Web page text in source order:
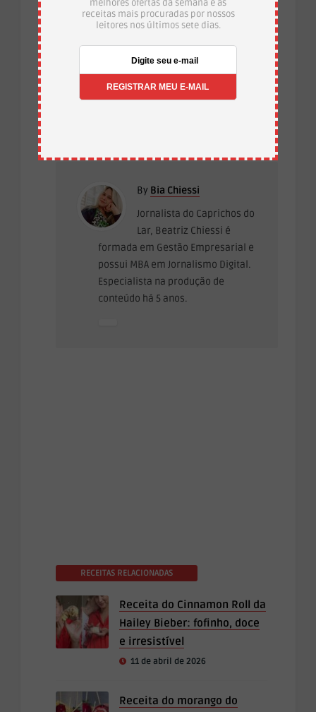
Gelado
Cappuccino
By Bia Chiessi
Jornalista do Caprichos do
Lar, Beatriz Chiessi é
formada em Gestão Empresarial e
possui MBA em Jornalismo Digital.
Especialista na produção de
conteúdo há 5 anos.
RECEITAS RELACIONADAS
Receita do Cinnamon Roll da
Hailey Bieber: fofinho, doce
e irresistível
11 de abril de 2026
Receita do morango do
melhores ofertas da semana e as
receitas mais procuradas por nossos
leitores nos últimos sete dias.